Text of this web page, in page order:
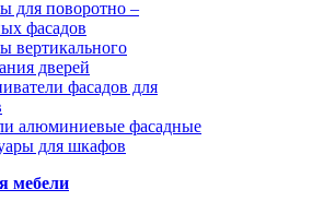
для поворотно –
фасадов
вертикального
дверей
фасадов для
алюминиевые фасадные
для шкафов
мебели